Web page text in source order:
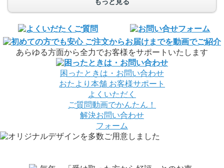
もっと見る
あらゆる方面から全力でお客様をサポートいたします
困ったときは・お問い合わせ
おたより本舗 お客様サポート
よくいただく
ご質問動画でかんたん！
解決お問い合わせ
フォーム